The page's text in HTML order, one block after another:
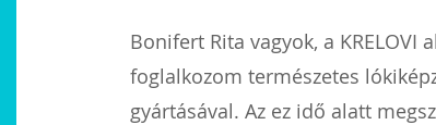
Bonifert Rita vagyok, a
foglalkozom természetes
gyártásával. Az ez idő alatt